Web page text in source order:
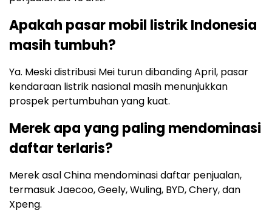
Apakah pasar mobil listrik Indonesia
masih tumbuh?
Ya. Meski distribusi Mei turun dibanding April, pasar
kendaraan listrik nasional masih menunjukkan
prospek pertumbuhan yang kuat.
Merek apa yang paling mendominasi
daftar terlaris?
Merek asal China mendominasi daftar penjualan,
termasuk Jaecoo, Geely, Wuling, BYD, Chery, dan
Xpeng.